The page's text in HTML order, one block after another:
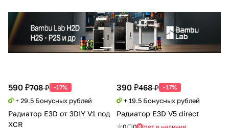
590 ₽708 ₽ -17%
+ 29.5 Бонусных рублей
Радиатор E3D от 3DIY V1 под
XCR
390 ₽468 ₽ -17%
+ 19.5 Бонусных рублей
Радиатор E3D V5 direct